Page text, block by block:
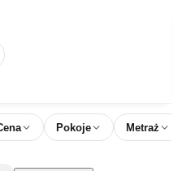
Pokoje Metraż